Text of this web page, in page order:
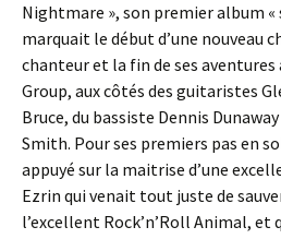
Nightmare », son premier album «
marquait le début d’une nouveau
chanteur et la fin de ses aventures
Group, aux côtés des guitaristes
Bruce, du bassiste Dennis
Smith. Pour ses premiers pas en
appuyé sur la maitrise d’une
Ezrin qui venait tout juste de
l’excellent Rock’n’Roll Animal, et